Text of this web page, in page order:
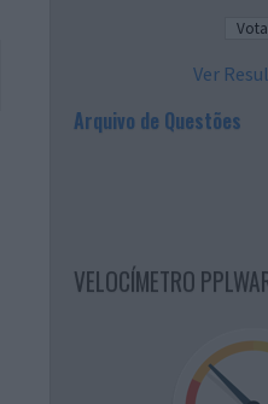
Ver
Arquivo de Questões
VELOCÍMETRO